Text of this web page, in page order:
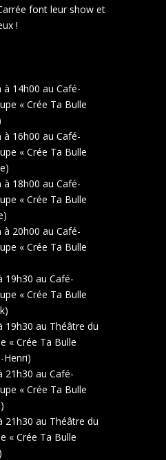
font leur show et
!
à 14h00 au Café-
« Crée Ta Bulle
à 16h00 au Café-
« Crée Ta Bulle
à 18h00 au Café-
« Crée Ta Bulle
à 20h00 au Café-
« Crée Ta Bulle
19h30 au Café-
« Crée Ta Bulle
19h30 au Théâtre du
« Crée Ta Bulle
Henri)
21h30 au Café-
« Crée Ta Bulle
21h30 au Théâtre du
« Crée Ta Bulle